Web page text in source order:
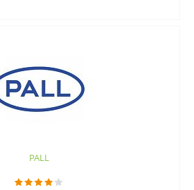
PALL